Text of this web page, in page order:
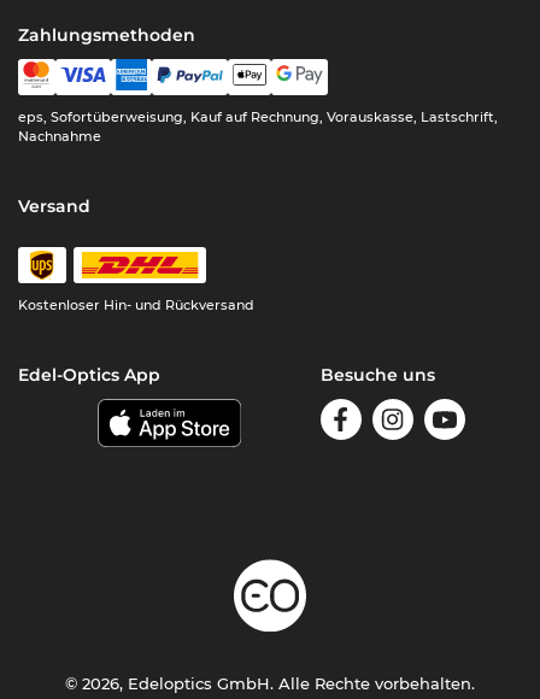
Zahlungsmethoden
eps, Sofortüberweisung, Kauf auf Rechnung, Vorauskasse, Lastschrift,
Nachnahme
Versand
Kostenloser Hin- und Rückversand
Edel-Optics App Besuche uns
© 2026, Edeloptics GmbH. Alle Rechte vorbehalten.